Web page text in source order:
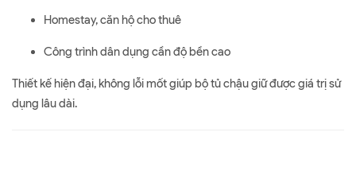
Homestay, căn hộ cho thuê
Công trình dân dụng cần độ bền cao
Thiết kế hiện đại, không lỗi mốt giúp bộ tủ chậu giữ được giá trị sử
dụng lâu dài.